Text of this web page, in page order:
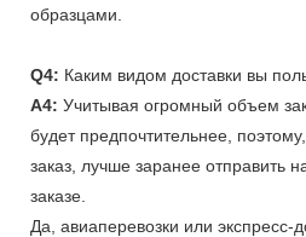
образцами.
Q4: Каким видом доставки вы
A4: Учитывая огромный объем
будет предпочтительнее,
заказ, лучше заранее
заказе.
Да, авиаперевозки или экспресс-